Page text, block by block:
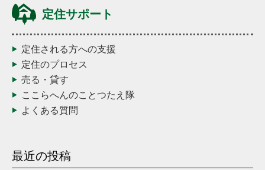
定住サポート
定住される方への支援
定住のプロセス
売る・貸す
ここらへんのことつたえ隊
よくある質問
最近の投稿